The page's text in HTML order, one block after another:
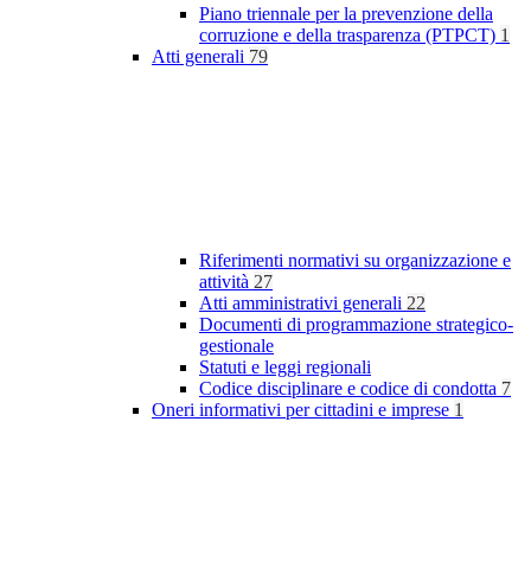
Piano triennale per la prevenzione della
corruzione e della trasparenza (PTPCT) 1
Atti generali 79
Riferimenti normativi su organizzazione e
attività 27
Atti amministrativi generali 22
Documenti di programmazione strategico-
gestionale
Statuti e leggi regionali
Codice disciplinare e codice di condotta 7
Oneri informativi per cittadini e imprese 1